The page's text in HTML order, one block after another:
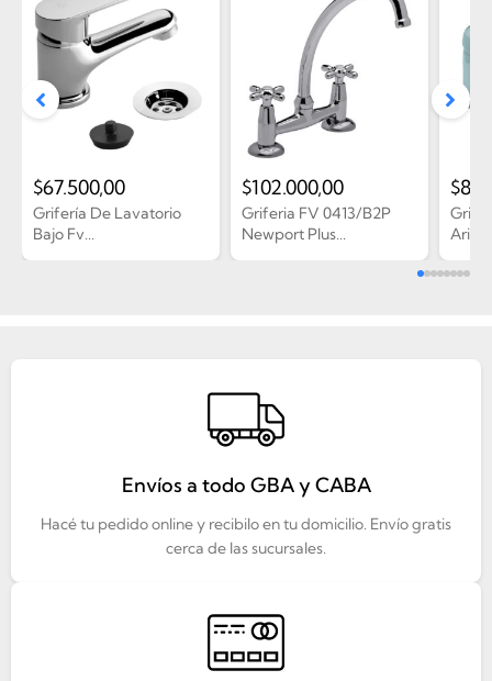
Grifería De Lavatorio
Bajo Fv...
$67.500,00
Griferia FV 0413/B2P
Newport Plus...
$102.000,00 $
Envíos a todo GBA y CABA
Hacé tu pedido online y recibilo en tu domicilio. Envío gratis
cerca de las sucursales.